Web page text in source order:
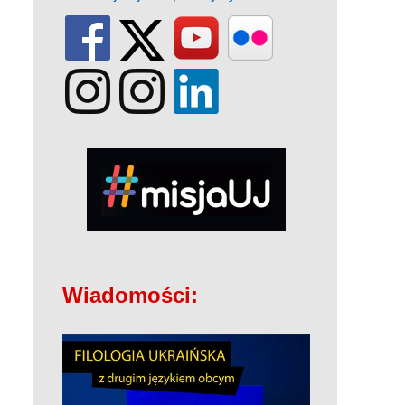
Wiadomości: